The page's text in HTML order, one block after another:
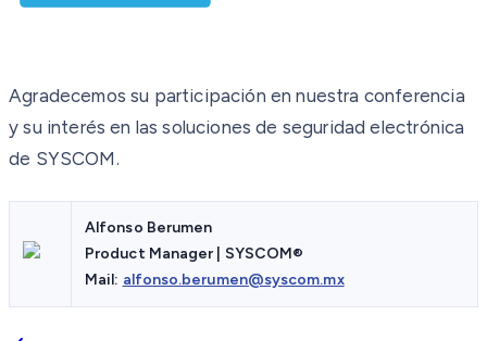
Agradecemos su participación en nuestra conferencia
y su interés en las soluciones de seguridad electrónica
de SYSCOM.
Alfonso Berumen
Product Manager | SYSCOM®
Mail: alfonso.berumen@syscom.mx